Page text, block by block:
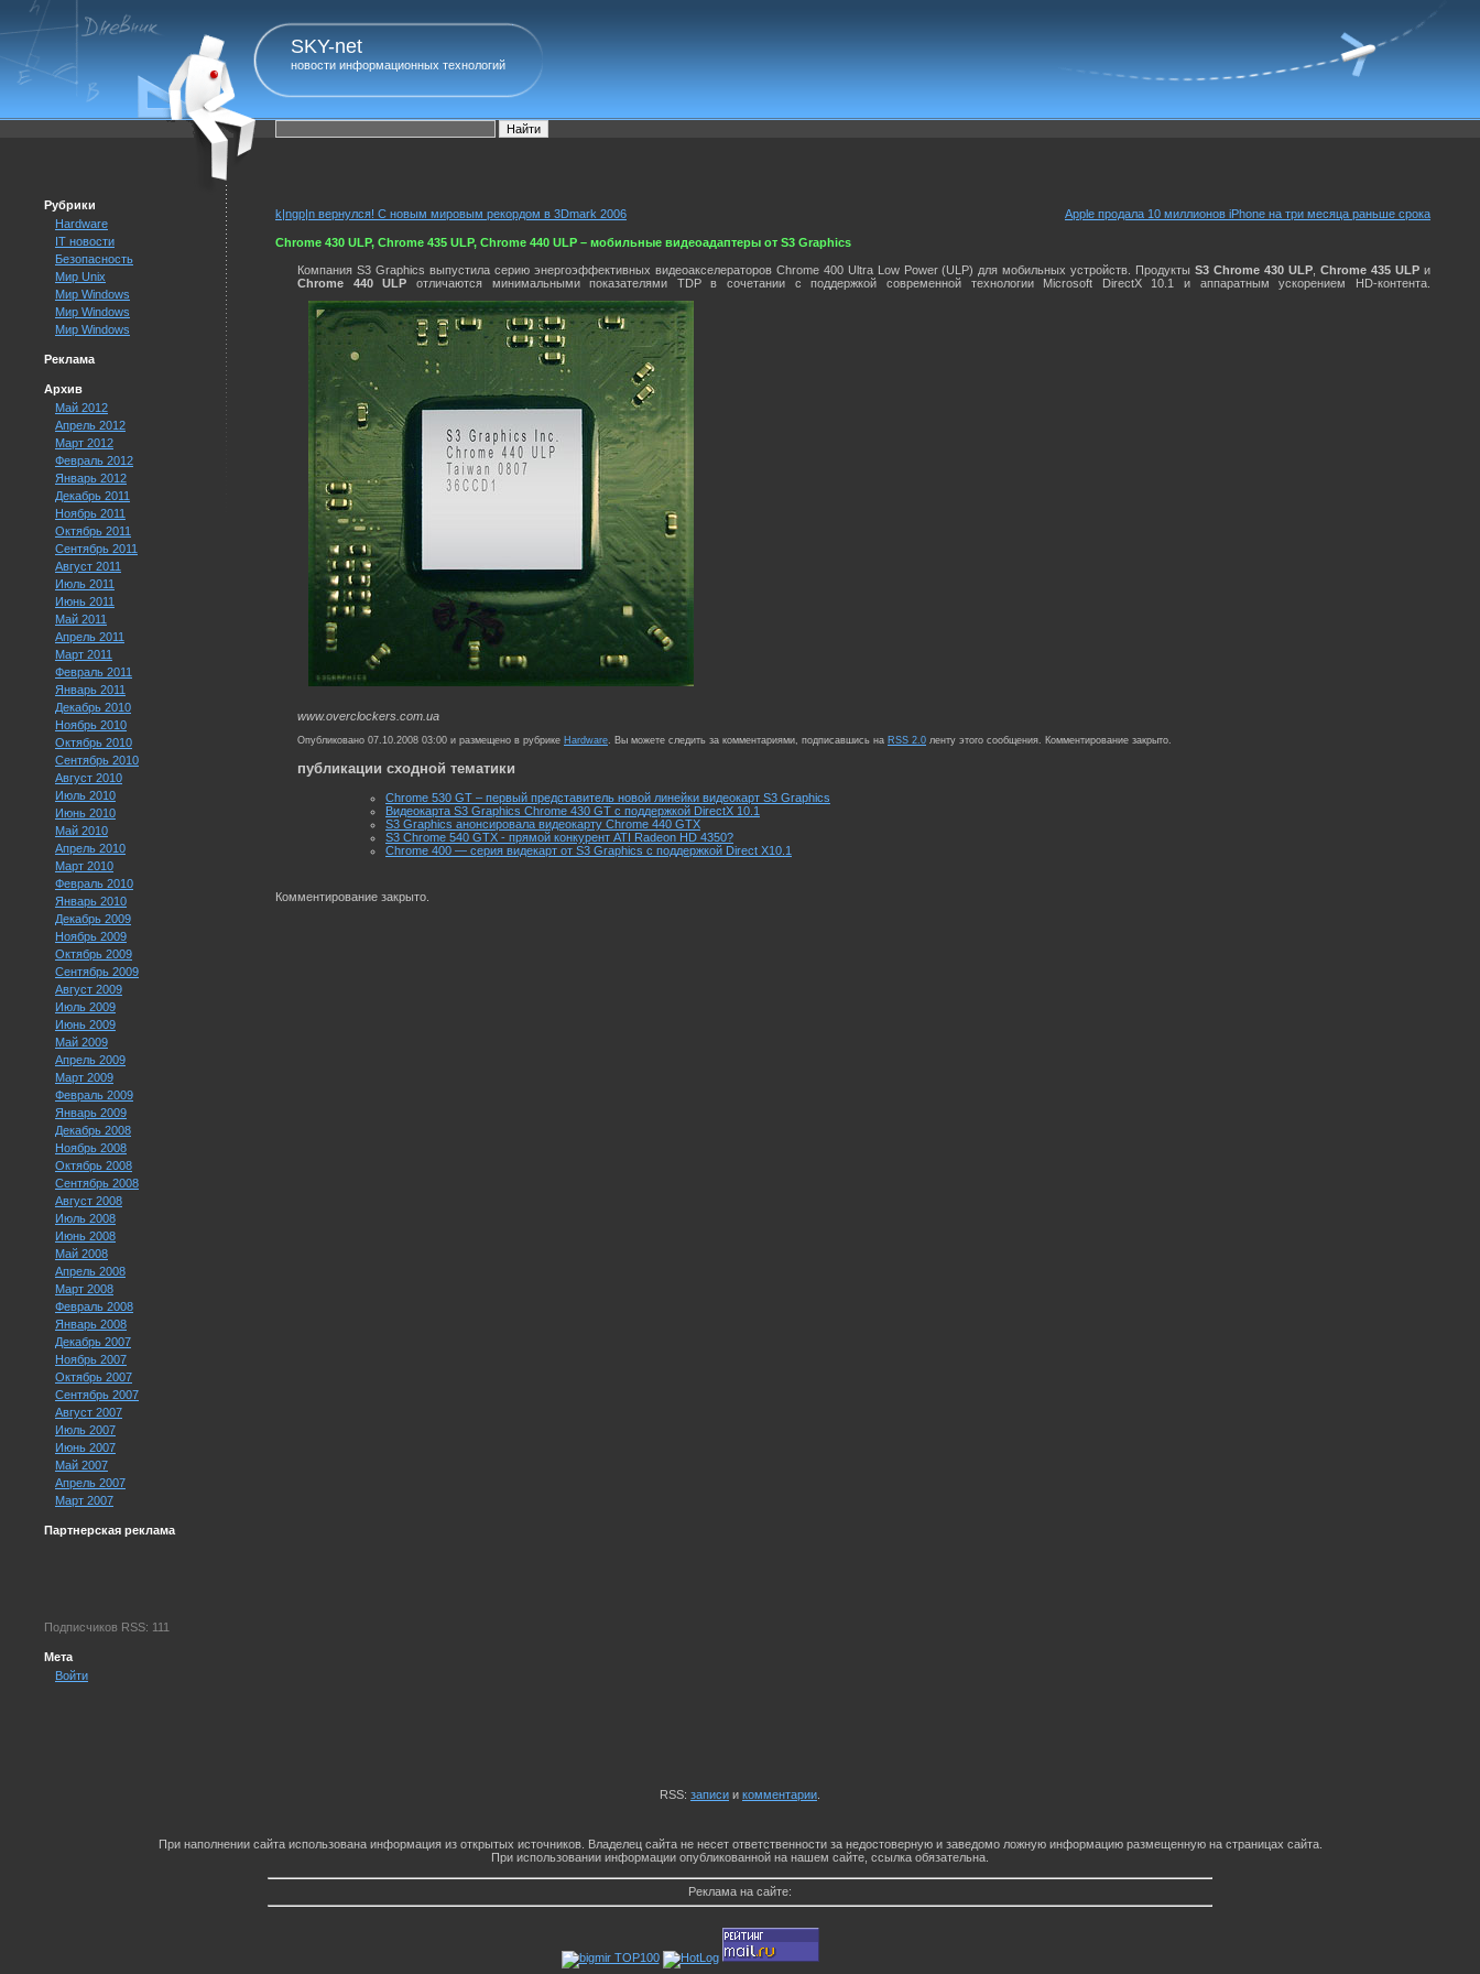
SKY-net
новости информационных технологий
Рубрики
Hardware
IT новости
Безопасность
Мир Unix
Мир Windows
Мир Windows
Мир Windows
Реклама
Архив
Май 2012
Апрель 2012
Март 2012
Февраль 2012
Январь 2012
Декабрь 2011
Ноябрь 2011
Октябрь 2011
Сентябрь 2011
Август 2011
Июль 2011
Июнь 2011
Май 2011
Апрель 2011
Март 2011
Февраль 2011
Январь 2011
Декабрь 2010
Ноябрь 2010
Октябрь 2010
Сентябрь 2010
Август 2010
Июль 2010
Июнь 2010
Май 2010
Апрель 2010
Март 2010
Февраль 2010
Январь 2010
Декабрь 2009
Ноябрь 2009
Октябрь 2009
Сентябрь 2009
Август 2009
Июль 2009
Июнь 2009
Май 2009
Апрель 2009
Март 2009
Февраль 2009
Январь 2009
Декабрь 2008
Ноябрь 2008
Октябрь 2008
Сентябрь 2008
Август 2008
Июль 2008
Июнь 2008
Май 2008
Апрель 2008
Март 2008
Февраль 2008
Январь 2008
Декабрь 2007
Ноябрь 2007
Октябрь 2007
Сентябрь 2007
Август 2007
Июль 2007
Июнь 2007
Май 2007
Апрель 2007
Март 2007
Партнерская реклама
Подписчиков RSS: 111
Мета
Войти
k|ngp|n вернулся! С новым мировым рекордом в 3Dmark 2006 Apple продала 10 миллионов iPhone на три месяца раньше срока
Chrome 430 ULP, Chrome 435 ULP, Chrome 440 ULP – мобильные видеоадаптеры от S3 Graphics
Компания S3 Graphics выпустила серию энергоэффективных видеоакселераторов Chrome 400 Ultra Low Power (ULP) для мобильных устройств. ПродуктыS3 Chrome 430 ULP ,Chrome 435 ULP и
Chrome 440 ULP отличаются минимальными показателями TDP в сочетании с поддержкой современной технологии Microsoft DirectX 10.1 и аппаратным ускорением HD-контента.
www.overclockers.com.ua
Опубликовано 07.10.2008 03:00 и размещено в рубрике Hardware. Вы можете следить за комментариями, подписавшись на RSS 2.0 ленту этого сообщения. Комментирование закрыто.
публикации сходной тематики
Chrome 530 GT – первый представитель новой линейки видеокарт S3 Graphics
Видеокарта S3 Graphics Chrome 430 GT с поддержкой DirectX 10.1
S3 Graphics анонсировала видеокарту Chrome 440 GTX
S3 Chrome 540 GTX - прямой конкурент ATI Radeon HD 4350?
Chrome 400 — серия видекарт от S3 Graphics с поддержкой Direct X10.1
Комментирование закрыто.
RSS: записи и комментарии
При наполнении сайта использована информация из открытых источников. Владелец сайта не несет ответственности за недостоверную и заведомо ложную информацию размещенную на страницах сайта.
При использовании информации опубликованной на нашем сайте, ссылка обязательна.
Реклама на сайте: